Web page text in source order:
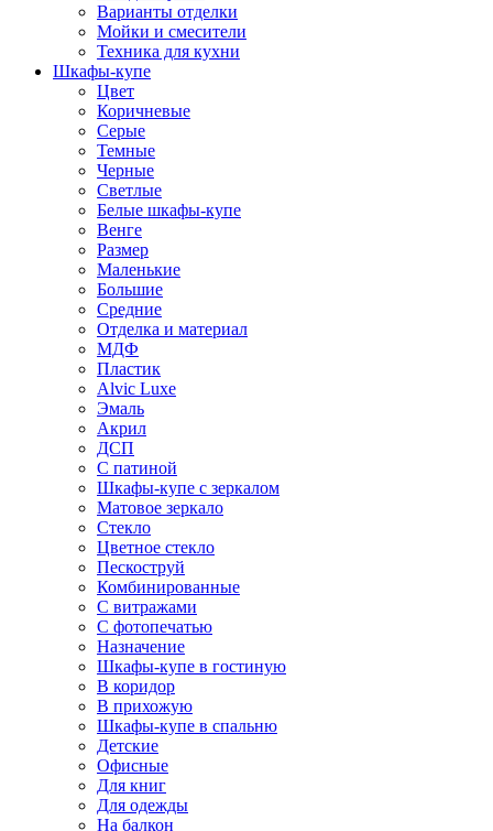
Варианты отделки
Мойки и смесители
Техника для кухни
Шкафы-купе
Цвет
Коричневые
Серые
Темные
Черные
Светлые
Белые шкафы-купе
Венге
Размер
Маленькие
Большие
Средние
Отделка и материал
МДФ
Пластик
Alvic Luxe
Эмаль
Акрил
ДСП
С патиной
Шкафы-купе с зеркалом
Матовое зеркало
Стекло
Цветное стекло
Пескоструй
Комбинированные
С витражами
С фотопечатью
Назначение
Шкафы-купе в гостиную
В коридор
В прихожую
Шкафы-купе в спальню
Детские
Офисные
Для книг
Для одежды
На балкон